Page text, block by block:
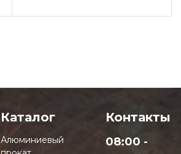
Каталог
Алюминиевый
Контакты
08:00 -